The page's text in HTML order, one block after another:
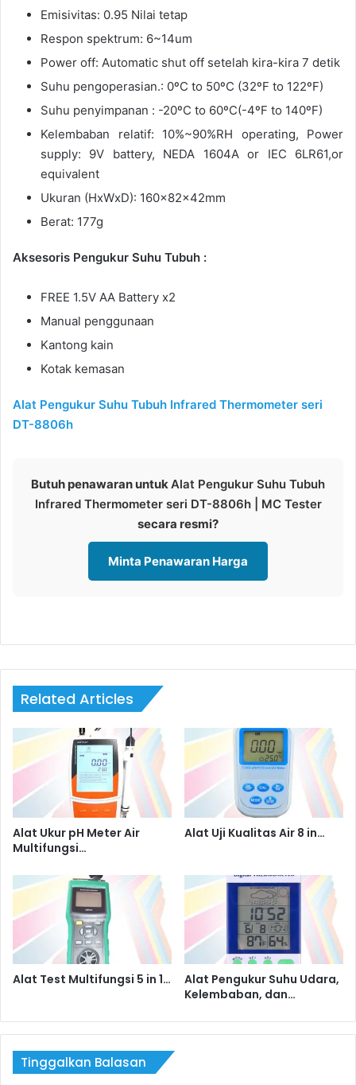
Emisivitas: 0.95 Nilai tetap
Respon spektrum: 6~14um
Power off: Automatic shut off setelah kira-kira 7 detik
Suhu pengoperasian.: 0ºC to 50ºC (32ºF to 122ºF)
Suhu penyimpanan : -20ºC to 60ºC(-4ºF to 140ºF)
Kelembaban relatif: 10%~90%RH operating, Power
supply: 9V battery, NEDA 1604A or IEC 6LR61,or
equivalent
Ukuran (HxWxD): 160x82x42mm
Berat: 177g
Aksesoris Pengukur Suhu Tubuh :
FREE 1.5V AA Battery x2
Manual penggunaan
Kantong kain
Kotak kemasan
Alat Pengukur Suhu Tubuh Infrared Thermometer seri
DT-8806h
Butuh penawaran untuk Alat Pengukur Suhu Tubuh
Infrared Thermometer seri DT-8806h | MC Tester
secara resmi?
Minta Penawaran Harga
Related Articles
Alat Ukur pH Meter Air
Multifungsi…
Alat Uji Kualitas Air 8 in…
Alat Test Multifungsi 5 in 1…
Alat Pengukur Suhu Udara,
Kelembaban, dan…
Tinggalkan Balasan